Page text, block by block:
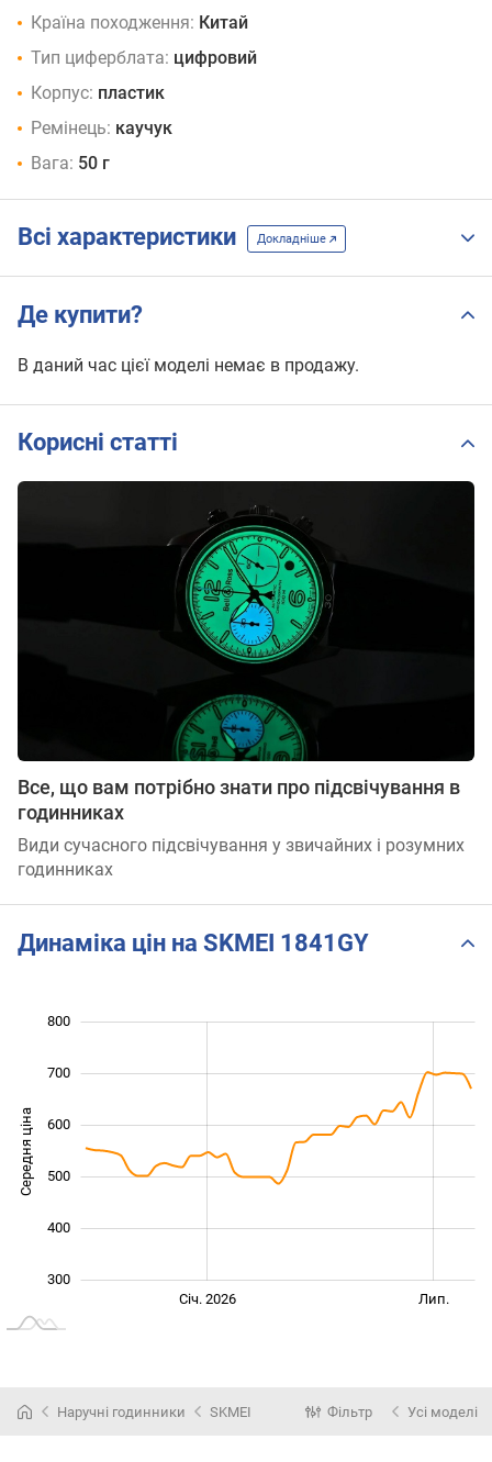
Країна походження: Китай
Тип циферблата: цифровий
Корпус: пластик
Ремінець: каучук
Вага: 50 г
Всі характеристики Докладніше
Де купити?
В даний час цієї моделі немає в продажу.
Корисні статті
Все, що вам потрібно знати про підсвічування в
годинниках
Види сучасного підсвічування у звичайних і розумних
годинниках
Динаміка цін на SKMEI 1841GY
Середня ціна
300
400
500
600
800
700
Січ. 2026 Лип.
Наручні годинники SKMEI Фільтр Усі моделі